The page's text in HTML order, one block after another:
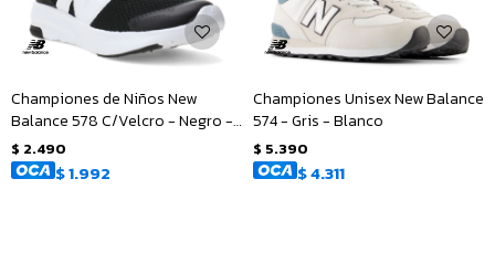
Championes de Niños New
Balance 578 C/Velcro - Negro -
Blanco
$ 2.490
$1.992
Championes Unisex New Balance
574 - Gris - Blanco
$ 5.390
$4.311